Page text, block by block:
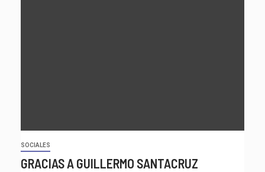
SOCIALES
GRACIAS A GUILLERMO SANTACRUZ